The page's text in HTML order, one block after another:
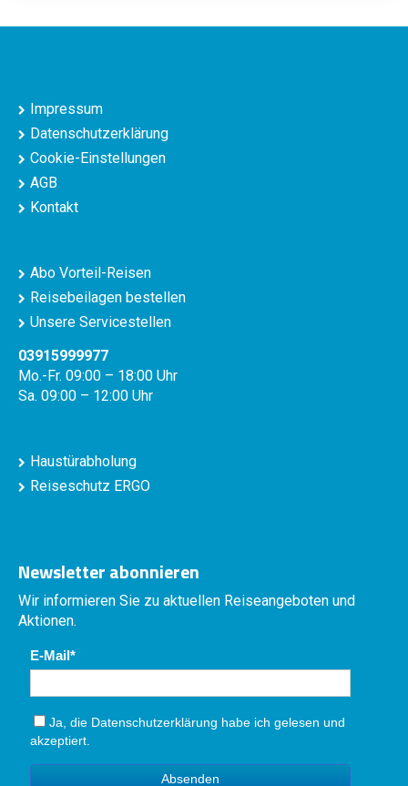
Impressum
Datenschutzerklärung
Cookie-Einstellungen
AGB
Kontakt
Abo Vorteil-Reisen
Reisebeilagen bestellen
Unsere Servicestellen
03915999977
Mo.-Fr. 09:00 – 18:00 Uhr
Sa. 09:00 – 12:00 Uhr
Haustürabholung
Reiseschutz ERGO
Newsletter abonnieren
Wir informieren Sie zu aktuellen Reiseangeboten und
Aktionen.
E-Mail
Ja, die Datenschutzerklärung habe ich gelesen und
akzeptiert.
Absenden